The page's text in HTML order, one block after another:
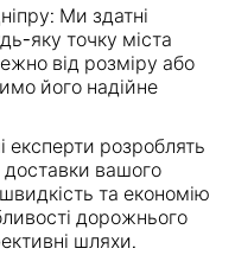
Ми здатні
яку точку міста
від розміру або
його надійне
розроблять
вашого
та економію
дорожнього
шляхи.